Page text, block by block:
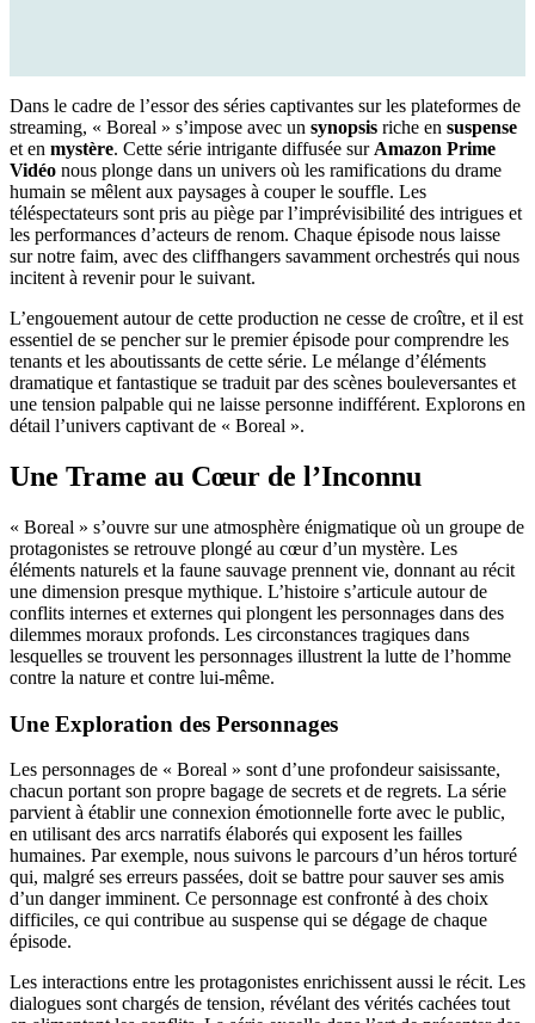
Dans le cadre de l’essor des séries captivantes sur les plateformes de
streaming, « Boreal » s’impose avec un synopsis riche en suspense
et en mystère. Cette série intrigante diffusée sur Amazon Prime
Vidéo nous plonge dans un univers où les ramifications du drame
humain se mêlent aux paysages à couper le souffle. Les
téléspectateurs sont pris au piège par l’imprévisibilité des intrigues et
les performances d’acteurs de renom. Chaque épisode nous laisse
sur notre faim, avec des cliffhangers savamment orchestrés qui nous
incitent à revenir pour le suivant.
L’engouement autour de cette production ne cesse de croître, et il est
essentiel de se pencher sur le premier épisode pour comprendre les
tenants et les aboutissants de cette série. Le mélange d’éléments
dramatique et fantastique se traduit par des scènes bouleversantes et
une tension palpable qui ne laisse personne indifférent. Explorons en
détail l’univers captivant de « Boreal ».
Une Trame au Cœur de l’Inconnu
« Boreal » s’ouvre sur une atmosphère énigmatique où un groupe de
protagonistes se retrouve plongé au cœur d’un mystère. Les
éléments naturels et la faune sauvage prennent vie, donnant au récit
une dimension presque mythique. L’histoire s’articule autour de
conflits internes et externes qui plongent les personnages dans des
dilemmes moraux profonds. Les circonstances tragiques dans
lesquelles se trouvent les personnages illustrent la lutte de l’homme
contre la nature et contre lui-même.
Une Exploration des Personnages
Les personnages de « Boreal » sont d’une profondeur saisissante,
chacun portant son propre bagage de secrets et de regrets. La série
parvient à établir une connexion émotionnelle forte avec le public,
en utilisant des arcs narratifs élaborés qui exposent les failles
humaines. Par exemple, nous suivons le parcours d’un héros torturé
qui, malgré ses erreurs passées, doit se battre pour sauver ses amis
d’un danger imminent. Ce personnage est confronté à des choix
difficiles, ce qui contribue au suspense qui se dégage de chaque
épisode.
Les interactions entre les protagonistes enrichissent aussi le récit. Les
dialogues sont chargés de tension, révélant des vérités cachées tout